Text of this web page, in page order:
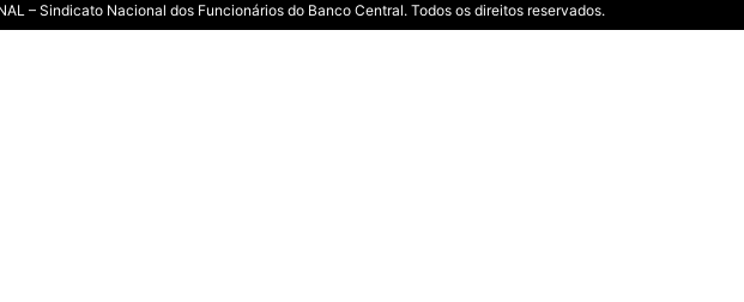
– Sindicato Nacional dos Funcionários do Banco Central. Todos os direitos reservados.